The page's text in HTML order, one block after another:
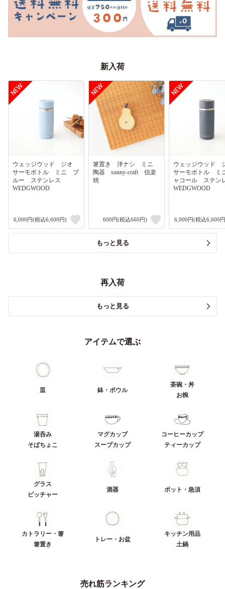
新入荷
ウェッジウッド ジオ
サーモボトル ミニ ブ
ルー ステンレス
WEDGWOOD
6,000円(税込6,600円)
箸置き 洋ナシ ミニ
陶器 sunny-craft 信楽
焼
600円(税込660円)
ウェッジウッド
サーモボトル
ャコール ステ
WEDGWOOD
6,000円(税込6,600
もっと見る
再入荷
もっと見る
アイテムで選ぶ
皿 鉢・ボウル
茶碗・丼
お椀
湯呑み
そばちょこ
マグカップ
スープカップ
コーヒーカップ
ティーカップ
グラス
ピッチャー
酒器 ポット・急須
カトラリー・箸
箸置き
トレー・お盆
キッチン用品
土鍋
売れ筋ランキング